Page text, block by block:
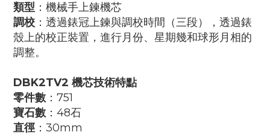
類型 ：機械手上鍊機芯
調校 ：透過錶冠上鍊與調校時間（三段），透過錶
殼上的校正裝置，進行月份、星期幾和球形月相的
調整。
DBK2TV2 機芯技術特點
零件數 ：751
寶石數 ：48石
直徑 ：30mm